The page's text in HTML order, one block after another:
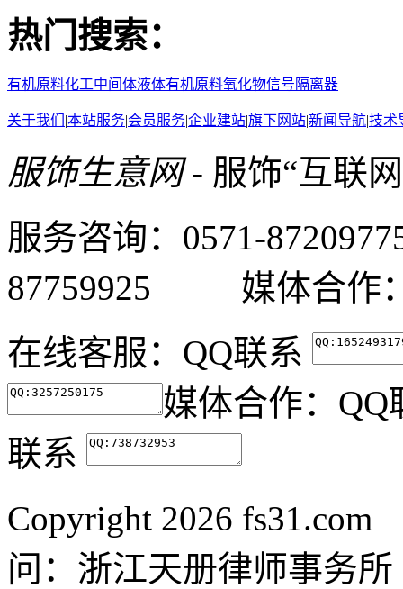
热门搜索：
有机原料化工中间体液体有机原料氧化物信号隔离器
关于我们 |本站服务|会员服务|企业建站|旗下网站|新闻导航|技术
服饰生意网- 服饰“互联
服务咨询：0571-
87759925 媒体合作：
在线客服： QQ联系
媒体合作：
联系
Copyright 2026
问：浙江天册律师事务